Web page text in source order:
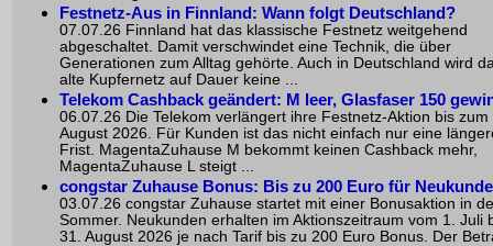
Festnetz-Aus in Finnland: Wann folgt Deutschland?
07.07.26 Finnland hat das klassische Festnetz weitgehend
abgeschaltet. Damit verschwindet eine Technik, die über
Generationen zum Alltag gehörte. Auch in Deutschland wird
alte Kupfernetz auf Dauer keine ...
Telekom Cashback geändert: M leer, Glasfaser 150
06.07.26 Die Telekom verlängert ihre Festnetz-Aktion bis zum
August 2026. Für Kunden ist das nicht einfach nur eine
Frist. MagentaZuhause M bekommt keinen Cashback mehr,
MagentaZuhause L steigt ...
congstar Zuhause Bonus: Bis zu 200 Euro für
03.07.26 congstar Zuhause startet mit einer Bonusaktion in
Sommer. Neukunden erhalten im Aktionszeitraum vom 1. Juli
31. August 2026 je nach Tarif bis zu 200 Euro Bonus. Der